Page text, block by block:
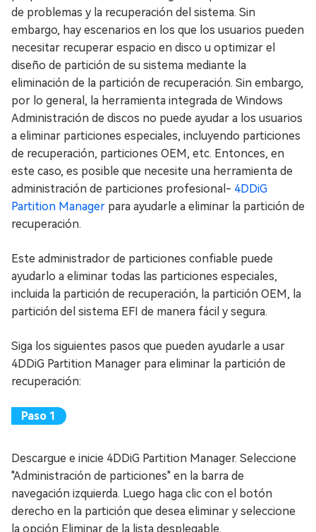
de problemas y la recuperación del sistema. Sin
embargo, hay escenarios en los que los usuarios pueden
necesitar recuperar espacio en disco u optimizar el
diseño de partición de su sistema mediante la
eliminación de la partición de recuperación. Sin embargo,
por lo general, la herramienta integrada de Windows
Administración de discos no puede ayudar a los usuarios
a eliminar particiones especiales, incluyendo particiones
de recuperación, particiones OEM, etc. Entonces, en
este caso, es posible que necesite una herramienta de
administración de particiones profesional- 4DDiG
Partition Manager para ayudarle a eliminar la partición de
recuperación.
Este administrador de particiones confiable puede
ayudarlo a eliminar todas las particiones especiales,
incluida la partición de recuperación, la partición OEM, la
partición del sistema EFI de manera fácil y segura.
Siga los siguientes pasos que pueden ayudarle a usar
4DDiG Partition Manager para eliminar la partición de
recuperación:
Descargue e inicie 4DDiG Partition Manager. Seleccione
"Administración de particiones" en la barra de
navegación izquierda. Luego haga clic con el botón
derecho en la partición que desea eliminar y seleccione
la opción Eliminar de la lista desplegable.